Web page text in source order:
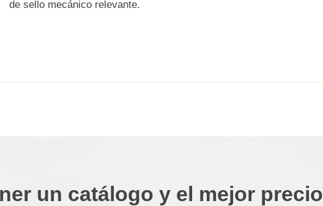
de sello mecánico relevante.
un catálogo y el mejor precio